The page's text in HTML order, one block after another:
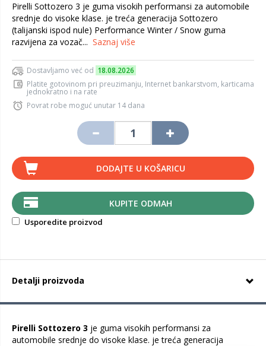
Pirelli Sottozero 3 je guma visokih performansi za automobile
srednje do visoke klase. je treća generacija Sottozero
(talijanski ispod nule) Performance Winter / Snow guma
razvijena za vozač... Saznaj više
Dostavljamo već od 18.08.2026
Platite gotovinom pri preuzimanju, Internet bankarstvom, karticama
jednokratno i na rate
Povrat robe moguć unutar 14 dana
DODAJTE U KOŠARICU
KUPITE ODMAH
Usporedite proizvod
Detalji proizvoda
Pirelli Sottozero 3 je guma visokih performansi za
automobile srednje do visoke klase. je treća generacija